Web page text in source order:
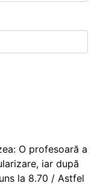
O profesoară a
iar după
la 8.70 / Astfel